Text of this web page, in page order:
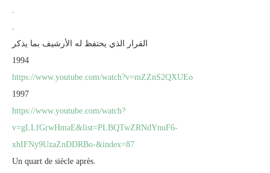
.
.
القرار الذي يحتفظ له الأرشيف بما يذكر
1994
https://www.youtube.com/watch?v=mZZnS2QXUEo
1997
https://www.youtube.com/watch?
v=gLLfGrwHmaE&list=PLBQTwZRNdYnuF6-
xhIFNy9UzaZnDDRBo-&index=87
Un quart de siècle après.